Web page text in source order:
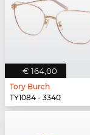
€ 164,00
Tory Burch
TY1084 - 3340